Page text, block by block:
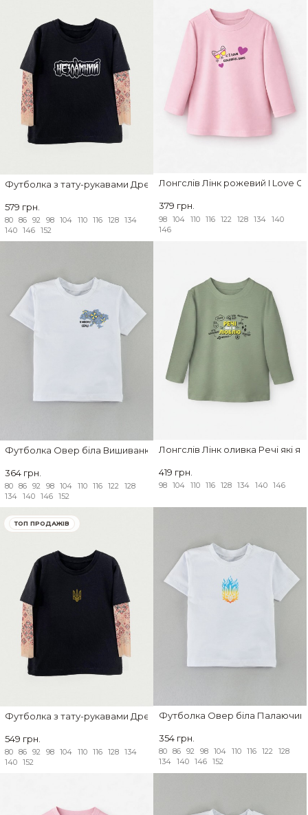
Футболка з тату-рукавами Дрейк Українські мотиви Незламний
579 грн.
80 86 92 98 104 110 116 128
134
140
146 152
Лонгслів Лінк рожевий I Love
379 грн.
98 104 110 116 122 128 134
140
146
Футболка Овер біла Вишиванка Україна синьо-жовта
364 грн.
80 86 92 98 104 110 116 122
128
134
140 146 152
Лонгслів Лінк оливка Речі які
419 грн.
98 104 110 116 128 134 140 146
ТОП ПРОДАЖІВ
Футболка з тату-рукавами Дрейк Українські мотиви Тризуб
549 грн.
80 86 92 98 104 110 116 128
134
140
152
Футболка Овер біла Палаючий
354 грн.
80 86 92 98 104 110 116 122
128
134
140 146 152